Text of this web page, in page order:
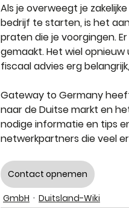
Als je overweegt je
bedrijf te starten, is het
praten die je voorgingen.
gemaakt. Het wiel
fiscaal advies erg
Gateway to Germany
naar de Duitse markt en
nodige informatie en tips
netwerkpartners die veel
Contact opnemen
GmbH
Duitsland-Wiki